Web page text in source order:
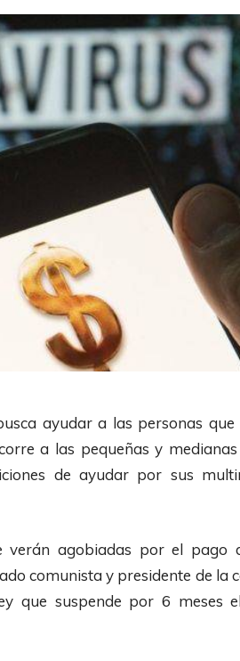
ayudar a las personas que
a las pequeñas y medianas
de ayudar por sus
agobiadas por el pago
comunista y presidente de la
que suspende por 6 meses